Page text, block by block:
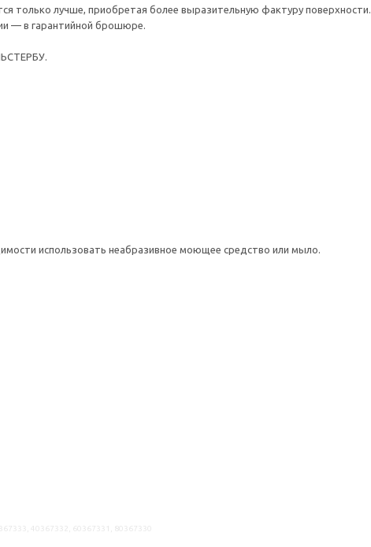
только лучше, приобретая более выразительную фактуру поверхности.
— в гарантийной брошюре.
использовать неабразивное моющее средство или мыло.